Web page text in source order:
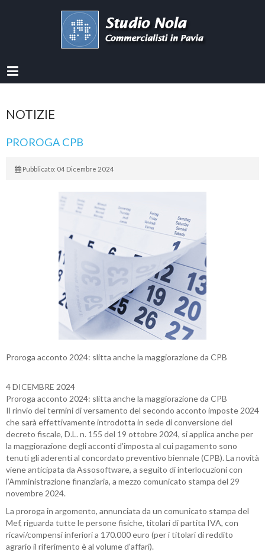
NOTIZIE
PROROGA CPB
Pubblicato: 04 Dicembre 2024
Proroga acconto 2024: slitta anche la maggiorazione da CPB
4 DICEMBRE 2024
Proroga acconto 2024: slitta anche la maggiorazione da CPB
Il rinvio dei termini di versamento del secondo acconto imposte 2024
che sarà effettivamente introdotta in sede di conversione del
decreto fiscale, D.L. n. 155 del 19 ottobre 2024, si applica anche per
la maggiorazione degli acconti d’imposta al cui pagamento sono
tenuti gli aderenti al concordato preventivo biennale (CPB). La novità
viene anticipata da Assosoftware, a seguito di interlocuzioni con
l’Amministrazione finanziaria, a mezzo comunicato stampa del 29
novembre 2024.
La proroga in argomento, annunciata da un comunicato stampa del
Mef, riguarda tutte le persone fisiche, titolari di partita IVA, con
ricavi/compensi inferiori a 170.000 euro (per i titolari di reddito
agrario il riferimento è al volume d'affari).